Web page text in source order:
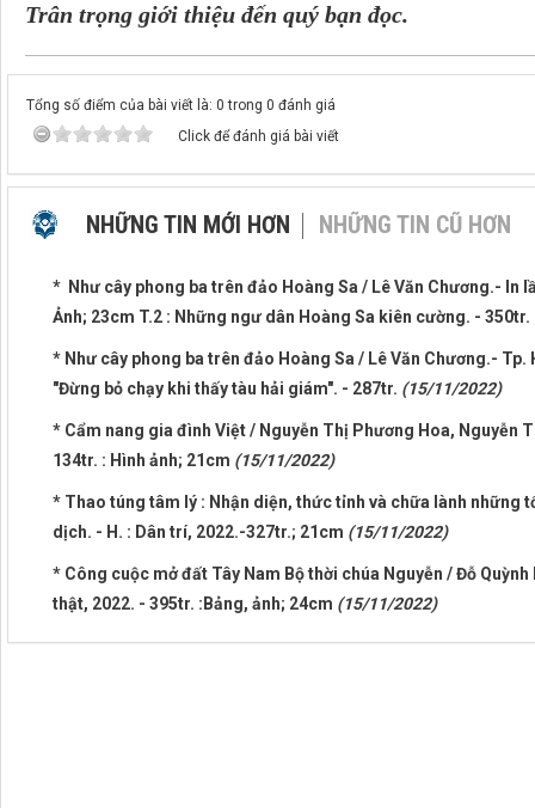
Trân trọng giới thiệu đến quý bạn đọc.
Tổng số điểm của bài viết là: 0 trong 0 đánh giá
Click để đánh giá bài viết
NHỮNG TIN MỚI HƠN NHỮNG TIN CŨ HƠN
* Như cây phong ba trên đảo Hoàng Sa / Lê Văn Chương.- In
Ảnh; 23cm T.2 : Những ngư dân Hoàng Sa kiên cường. - 350tr.
* Như cây phong ba trên đảo Hoàng Sa / Lê Văn Chương.- Tp.
"Đừng bỏ chạy khi thấy tàu hải giám". - 287tr. (15/11/2022)
* Cẩm nang gia đình Việt / Nguyễn Thị Phương Hoa, Nguyễn
134tr. : Hình ảnh; 21cm (15/11/2022)
* Thao túng tâm lý : Nhận diện, thức tỉnh và chữa lành
dịch. - H. : Dân trí, 2022.-327tr.; 21cm (15/11/2022)
* Công cuộc mở đất Tây Nam Bộ thời chúa Nguyễn / Đỗ
thật, 2022. - 395tr. :Bảng, ảnh; 24cm (15/11/2022)